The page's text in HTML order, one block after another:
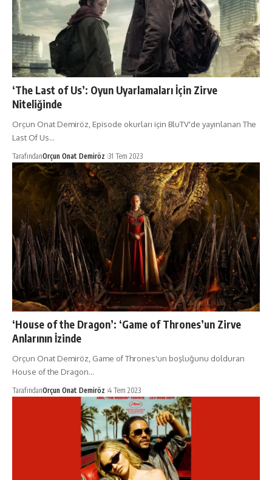
‘The Last of Us’: Oyun Uyarlamaları İçin Zirve
Niteliğinde
Orçun Onat Demiröz, Episode okurları için BluTV'de yayınlanan The
Last Of Us…
TarafındanOrçun Onat Demiröz 31 Tem 2023
‘House of the Dragon’: ‘Game of Thrones’un Zirve
Anlarının İzinde
Orçun Onat Demiröz, Game of Thrones'un boşluğunu dolduran
House of the Dragon…
TarafındanOrçun Onat Demiröz 4 Tem 2023